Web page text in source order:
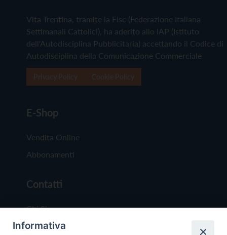
Vita Trentina, tramite la Fisc (Federazione Italiana
Settimanali Cattolici), ha aderito allo IAP (Istituto
dell'Autodisciplina Pubblicitaria) accettando il Codice di
Autodisciplina della Comunicazione Commerciale
E-Shop
Vendita Online
Abbonamenti
Contatti
Chi Siamo
Redazione
Informativa